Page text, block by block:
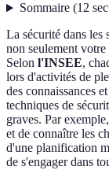
Sommaire(12
La sécurité dans les
non seulement
Selon l'INSEE,
lors d'activités de
des connaissances
techniques de
graves. Par
et de connaître les
d'une planification
de s'engager dans